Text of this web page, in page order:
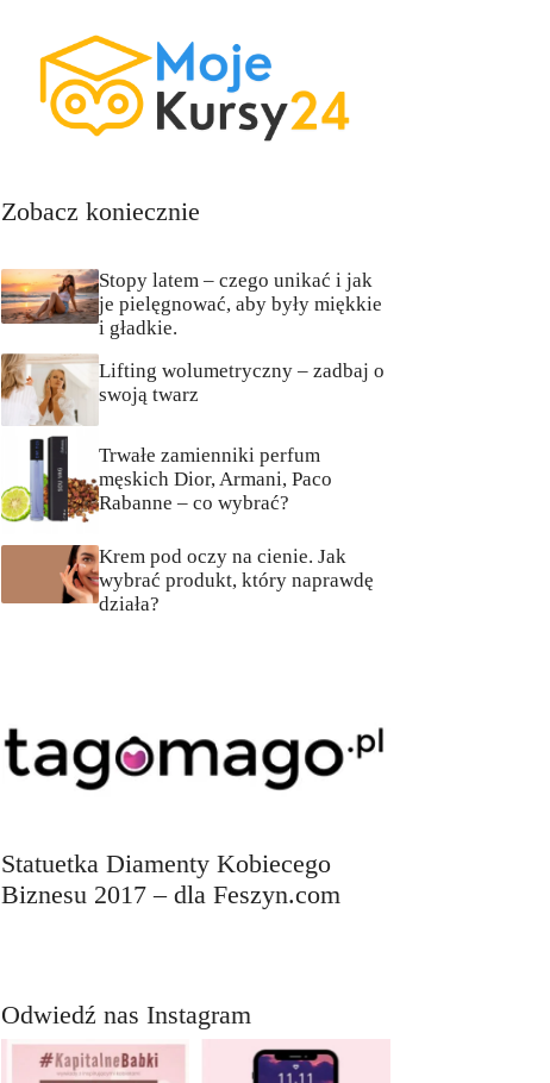
Zobacz koniecznie
Stopy latem – czego unikać i jak
je pielęgnować, aby były miękkie
i gładkie.
Lifting wolumetryczny – zadbaj o
swoją twarz
Trwałe zamienniki perfum
męskich Dior, Armani, Paco
Rabanne – co wybrać?
Krem pod oczy na cienie. Jak
wybrać produkt, który naprawdę
działa?
Statuetka Diamenty Kobiecego
Biznesu 2017 – dla Feszyn.com
Odwiedź nas Instagram